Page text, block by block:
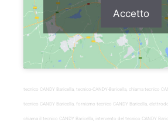
Accetto
tecnico CANDY Baricella, tecnico-CANDY-Baricella, chiama tecnico
tecnico CANDY Baricella, forniamo tecnico CANDY Baricella,
chiama il tecnico CANDY Baricella, intervento del tecnico CANDY